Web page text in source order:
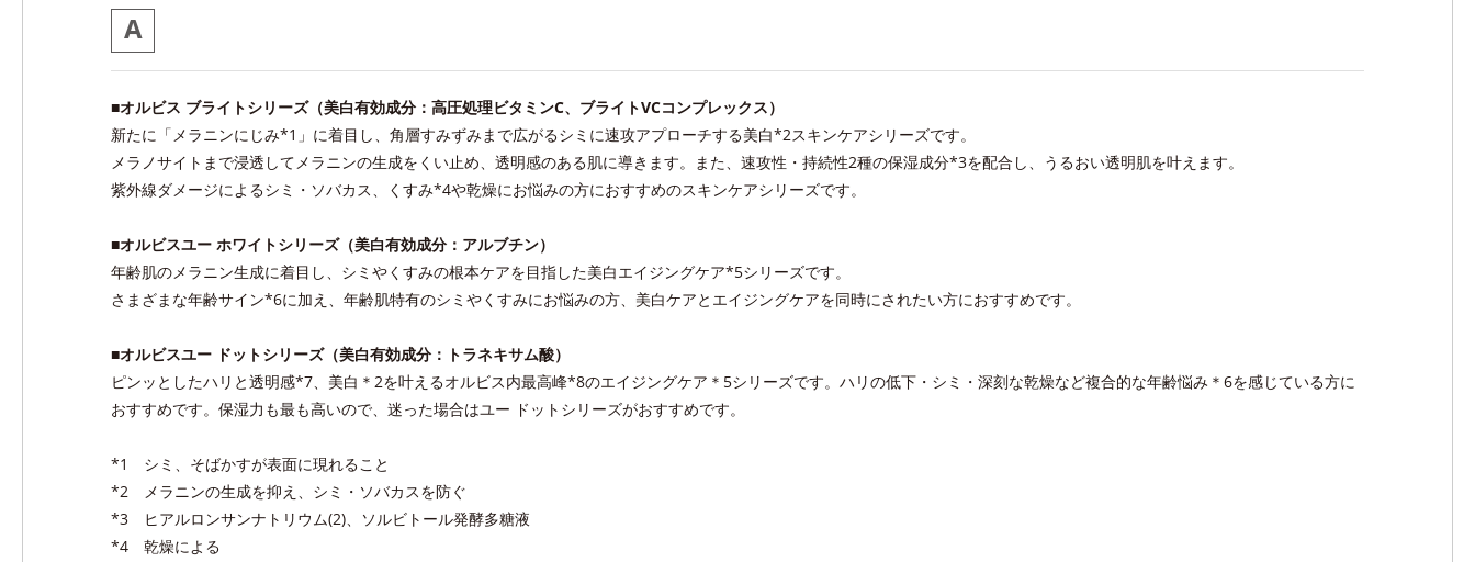
■オルビス ブライトシリーズ（美白有効成分：高圧処理ビタミンC、ブライトVCコンプレックス）
新たに「メラニンにじみ*1」に着目し、角層すみずみまで広がるシミに速攻アプローチする美白*2スキンケアシリーズです。
メラノサイトまで浸透してメラニンの生成をくい止め、透明感のある肌に導きます。また、速攻性・持続性2種の保湿成分*3を配合し、うるおい透明肌を叶えます。
紫外線ダメージによるシミ・ソバカス、くすみ*4や乾燥にお悩みの方におすすめのスキンケアシリーズです。
■オルビスユー ホワイトシリーズ（美白有効成分：アルブチン）
年齢肌のメラニン生成に着目し、シミやくすみの根本ケアを目指した美白エイジングケア*5シリーズです。
さまざまな年齢サイン*6に加え、年齢肌特有のシミやくすみにお悩みの方、美白ケアとエイジングケアを同時にされたい方におすすめです。
■オルビスユー ドットシリーズ（美白有効成分：トラネキサム酸）
ピンッとしたハリと透明感*7、美白＊2を叶えるオルビス内最高峰*8のエイジングケア＊5シリーズです。ハリの低下・シミ・深刻な乾燥など複合的な年齢悩み＊6を感じている方に
おすすめです。保湿力も最も高いので、迷った場合はユー ドットシリーズがおすすめです。
*1 シミ、そばかすが表面に現れること
*2 メラニンの生成を抑え、シミ・ソバカスを防ぐ
*3 ヒアルロンサンナトリウム(2)、ソルビトール発酵多糖液
*4 乾燥による